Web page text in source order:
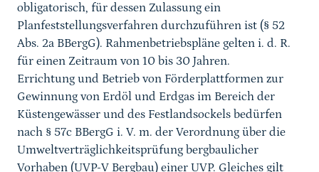
obligatorisch, für dessen Zulassung ein
Planfeststellungsverfahren durchzuführen ist (§ 52
Abs. 2a BBergG). Rahmenbetriebspläne gelten i. d. R.
für einen Zeitraum von 10 bis 30 Jahren.
Errichtung und Betrieb von Förderplattformen zur
Gewinnung von Erdöl und Erdgas im Bereich der
Küstengewässer und des Festlandsockels bedürfen
nach § 57c BBergG i. V. m. der Verordnung über die
Umweltverträglichkeitsprüfung bergbaulicher
Vorhaben (UVP-V Bergbau) einer UVP. Gleiches gilt